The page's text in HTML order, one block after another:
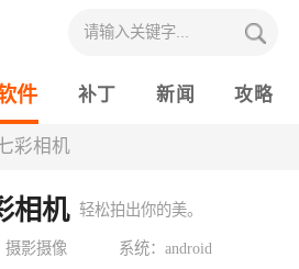
件 补丁 新闻 攻略
彩相机
相机 轻松拍出你的美。
摄影摄像
系统：android